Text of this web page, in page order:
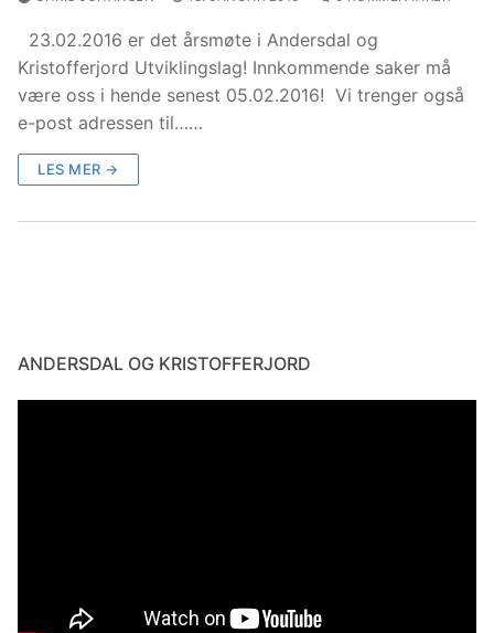
23.02.2016 er det årsmøte i Andersdal og
Kristofferjord Utviklingslag! Innkommende saker må
være oss i hende senest 05.02.2016! Vi trenger også
e-post adressen til……
LES MER →
ANDERSDAL OG KRISTOFFERJORD